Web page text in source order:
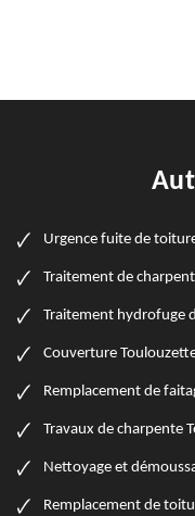
Urgence fuite de
Traitement de
Traitement hydrofuge
Couverture
Remplacement de
Travaux de charpente
Nettoyage et
Remplacement de